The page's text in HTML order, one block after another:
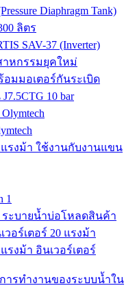
Diaphragm Tank)
ลิตร
SAV-37 (Inverter)
าหกรรมยุคใหม่
อมมอเตอร์กันระเบิด
10 bar
แรงม้า ใช้งานกับงานแขน
1
ระบายน้ำบ่อโหลดสินค้า
อร์เตอร์ 20 แรงม้า
รงม้า อินเวอร์เตอร์
ารทำงานของระบบน้ำใน